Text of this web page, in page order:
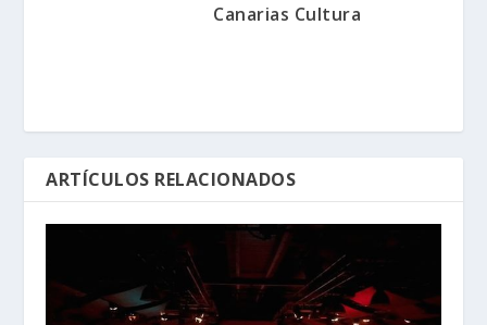
Canarias Cultura
ARTÍCULOS RELACIONADOS